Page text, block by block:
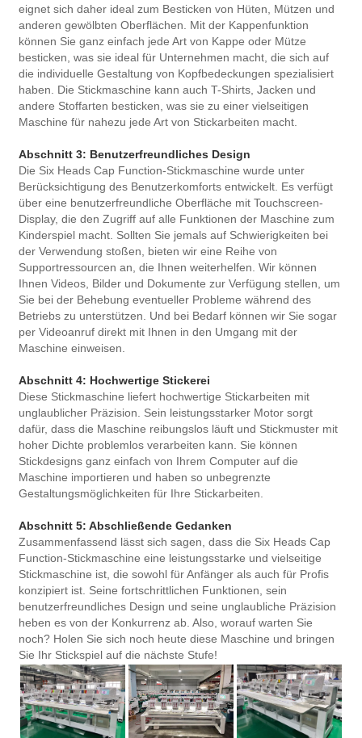
eignet sich daher ideal zum Besticken von Hüten, Mützen und
anderen gewölbten Oberflächen. Mit der Kappenfunktion
können Sie ganz einfach jede Art von Kappe oder Mütze
besticken, was sie ideal für Unternehmen macht, die sich auf
die individuelle Gestaltung von Kopfbedeckungen spezialisiert
haben. Die Stickmaschine kann auch T-Shirts, Jacken und
andere Stoffarten besticken, was sie zu einer vielseitigen
Maschine für nahezu jede Art von Stickarbeiten macht.
Abschnitt 3: Benutzerfreundliches Design
Die Six Heads Cap Function-Stickmaschine wurde unter
Berücksichtigung des Benutzerkomforts entwickelt. Es verfügt
über eine benutzerfreundliche Oberfläche mit Touchscreen-
Display, die den Zugriff auf alle Funktionen der Maschine zum
Kinderspiel macht. Sollten Sie jemals auf Schwierigkeiten bei
der Verwendung stoßen, bieten wir eine Reihe von
Supportressourcen an, die Ihnen weiterhelfen. Wir können
Ihnen Videos, Bilder und Dokumente zur Verfügung stellen, um
Sie bei der Behebung eventueller Probleme während des
Betriebs zu unterstützen. Und bei Bedarf können wir Sie sogar
per Videoanruf direkt mit Ihnen in den Umgang mit der
Maschine einweisen.
Abschnitt 4: Hochwertige Stickerei
Diese Stickmaschine liefert hochwertige Stickarbeiten mit
unglaublicher Präzision. Sein leistungsstarker Motor sorgt
dafür, dass die Maschine reibungslos läuft und Stickmuster mit
hoher Dichte problemlos verarbeiten kann. Sie können
Stickdesigns ganz einfach von Ihrem Computer auf die
Maschine importieren und haben so unbegrenzte
Gestaltungsmöglichkeiten für Ihre Stickarbeiten.
Abschnitt 5: Abschließende Gedanken
Zusammenfassend lässt sich sagen, dass die Six Heads Cap
Function-Stickmaschine eine leistungsstarke und vielseitige
Stickmaschine ist, die sowohl für Anfänger als auch für Profis
konzipiert ist. Seine fortschrittlichen Funktionen, sein
benutzerfreundliches Design und seine unglaubliche Präzision
heben es von der Konkurrenz ab. Also, worauf warten Sie
noch? Holen Sie sich noch heute diese Maschine und bringen
Sie Ihr Stickspiel auf die nächste Stufe!